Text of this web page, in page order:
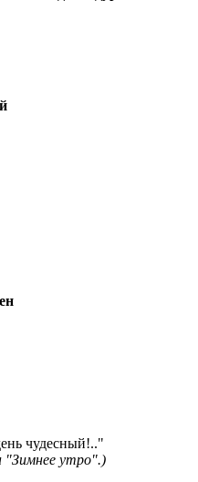
чудесный!.."
"Зимнее утро".)